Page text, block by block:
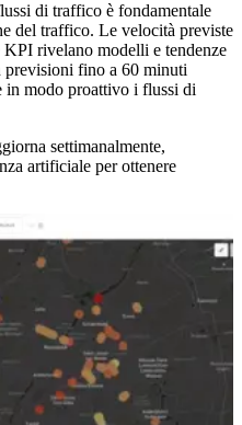
di traffico è fondamentale
del traffico. Le velocità previste
rivelano modelli e tendenze
previsioni fino a 60 minuti
in modo proattivo i flussi di
settimanalmente,
artificiale per ottenere